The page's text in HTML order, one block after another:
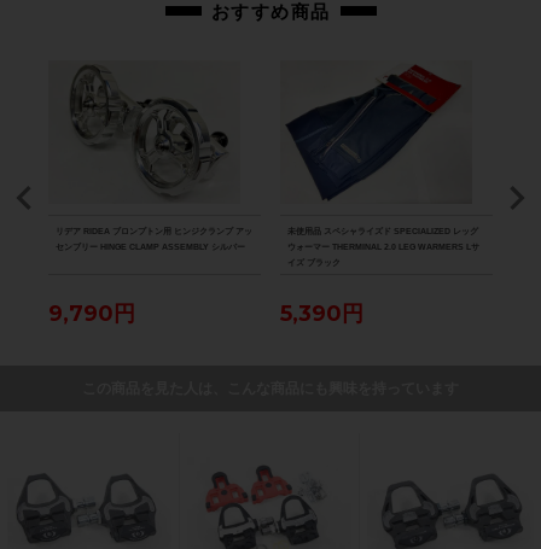
おすすめ商品
リデア RIDEA ブロンプトン用 ヒンジクランプ アッ
センブリー HINGE CLAMP ASSEMBLY シルバー
9,790円
未使用品 スペシャライズド SPECIALIZED レッグ
ウォーマー THERMINAL 2.0 LEG WARMERS Lサ
イズ ブラック
5,390円